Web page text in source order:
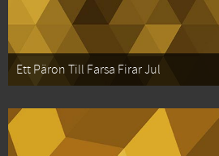
Ett Päron Till Farsa Firar Jul